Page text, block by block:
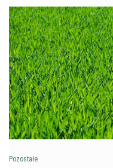
Pozostałe